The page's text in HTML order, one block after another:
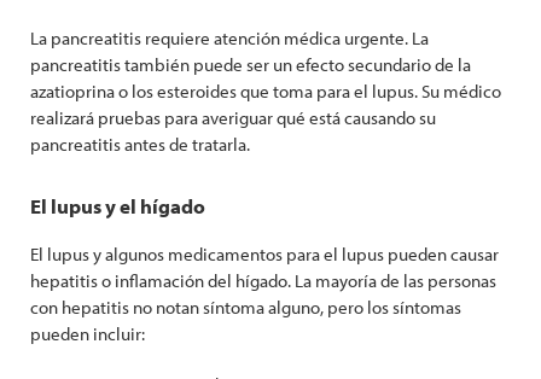
La pancreatitis requiere atención médica urgente. La
pancreatitis también puede ser un efecto secundario de la
azatioprina o los esteroides que toma para el lupus. Su médico
realizará pruebas para averiguar qué está causando su
pancreatitis antes de tratarla.
El lupus y el hígado
El lupus y algunos medicamentos para el lupus pueden causar
hepatitis o inflamación del hígado. La mayoría de las personas
con hepatitis no notan síntoma alguno, pero los síntomas
pueden incluir: